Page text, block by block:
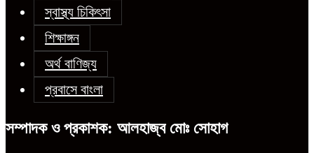
স্বাস্থ্য চিকিৎসা
শিক্ষাঙ্গন
অর্থ বাণিজ্য
প্রবাসে বাংলা
সম্পাদক ও প্রকাশক: আলহাজ্ব মোঃ সোহাগ